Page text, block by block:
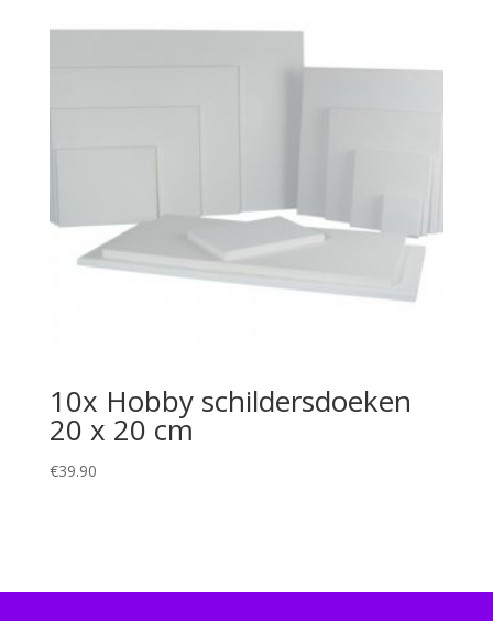
10x Hobby schildersdoeken
20 x 20 cm
€39.90